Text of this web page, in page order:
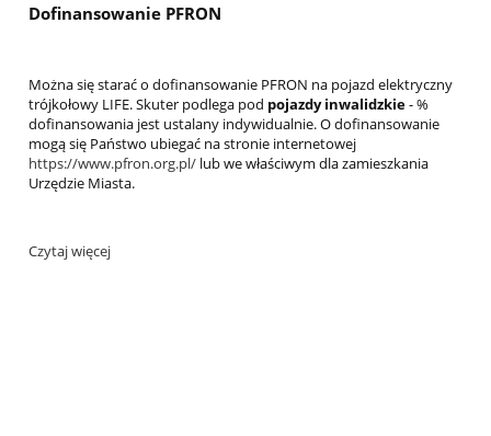
Dofinansowanie PFRON
Można się starać o dofinansowanie PFRON na pojazd elektryczny
trójkołowy LIFE. Skuter podlega pod pojazdy inwalidzkie- %
dofinansowania jest ustalany indywidualnie. O dofinansowanie
mogą się Państwo ubiegać na stronie internetowej
https://www.pfron.org.pl/ lub we właściwym dla zamieszkania
Urzędzie Miasta.
Czytaj więcej